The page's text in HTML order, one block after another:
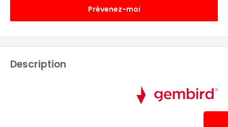
Prévenez-moi
Description